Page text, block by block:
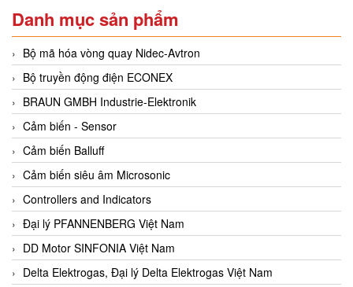
Danh mục sản phẩm
Bộ mã hóa vòng quay Nidec-Avtron
Bộ truyền động điện ECONEX
BRAUN GMBH Industrie-Elektronik
Cảm biến - Sensor
Cảm biến Balluff
Cảm biến siêu âm Microsonic
Controllers and Indicators
Đại lý PFANNENBERG Việt Nam
DD Motor SINFONIA Việt Nam
Delta Elektrogas, Đại lý Delta Elektrogas Việt Nam